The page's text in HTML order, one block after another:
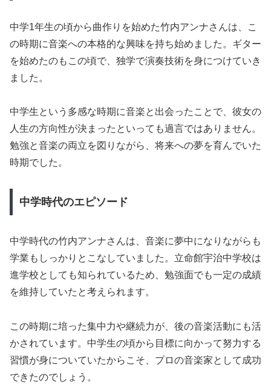
中学1年生の頃から曲作りを始めた竹内アンナさんは、こ
の時期に音楽への本格的な興味を持ち始めました。ギター
を始めたのもこの頃で、独学で演奏技術を身につけていき
ました。
中学生という多感な時期に音楽と出会ったことで、彼女の
人生の方向性が決まったといっても過言ではありません。
勉強と音楽の両立を図りながら、将来への夢を育んでいた
時期でした。
中学時代のエピソード
中学時代の竹内アンナさんは、音楽に夢中になりながらも
学業もしっかりとこなしていました。立命館宇治中学校は
進学校としても知られているため、勉強面でも一定の成績
を維持していたと考えられます。
この時期に培った集中力や継続力が、後の音楽活動にも活
かされています。中学生の頃から目標に向かって努力する
習慣が身についていたからこそ、プロの音楽家として成功
できたのでしょう。